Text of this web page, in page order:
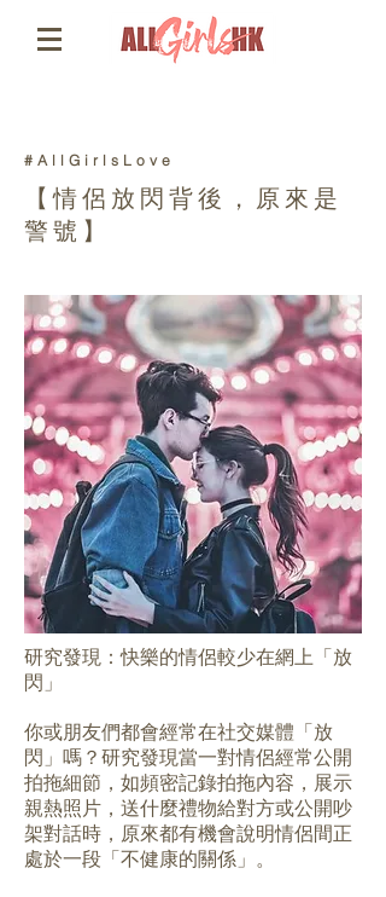
#AllGirlsLove
【情侶放閃背後，原來是
警號】
研究發現：快樂的情侶較少在網上「放
閃」
你或朋友們都會經常在社交媒體「放
閃」嗎？研究發現當一對情侶經常公開
拍拖細節，如頻密記錄拍拖內容，展示
親熱照片，送什麼禮物給對方或公開吵
架對話時，原來都有機會說明情侶間正
處於一段「不健康的關係」。